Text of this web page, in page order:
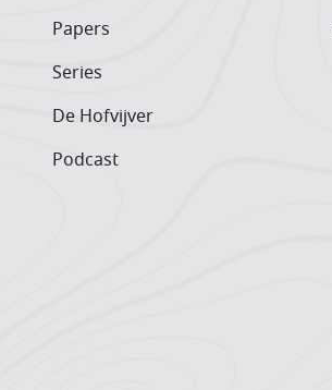
Papers
Series
De Hofvijver
Podcast